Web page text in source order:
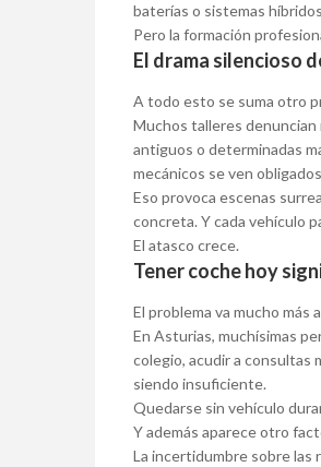
baterías o sistemas
Pero la formación
El drama silencioso
A todo esto se suma otro
Muchos talleres
antiguos o determinadas
mecánicos se ven
Eso provoca escenas
concreta. Y cada vehículo
El atasco crece.
Tener coche hoy
El problema va mucho más
En Asturias, muchísimas
colegio, acudir a consultas
siendo insuficiente.
Quedarse sin vehículo
Y además aparece otro
La incertidumbre sobre las